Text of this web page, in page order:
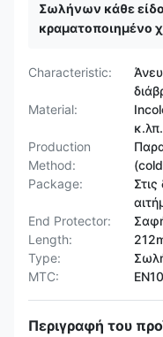
Σωλήνων κάθε
κραματοποιημένο
Characteristic:
Material:
κ.λπ.
Production
Method:
Package:
End Protector:
Length:
Type:
MTC:
Περιγραφή του